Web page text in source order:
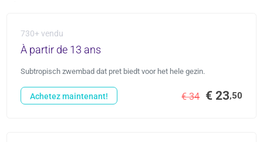
730+ vendu
À partir de 13 ans
Subtropisch zwembad dat pret biedt voor het hele gezin.
€ 34 € 23,50
Achetez maintenant!